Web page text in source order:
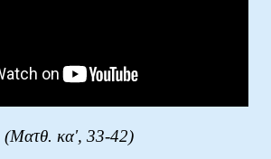
(Ματθ. κα', 33-42)